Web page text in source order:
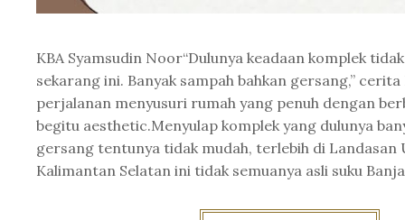
KBA Syamsudin Noor“Dulunya keadaan komplek
sekarang ini. Banyak sampah bahkan gersang,”
perjalanan menyusuri rumah yang penuh dengan
begitu aesthetic.Menyulap komplek yang dulunya
gersang tentunya tidak mudah, terlebih di Landasan
Kalimantan Selatan ini tidak semuanya asli suku